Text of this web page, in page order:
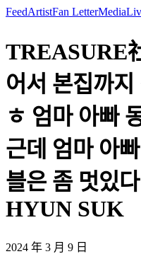
FeedArtistFan LetterMedia
TREASURE
어서 본집까지
ㅎ 엄마 아빠
근데 엄마 아
블은 좀 멋있
HYUN SUK
2024 年 3 月 9 日